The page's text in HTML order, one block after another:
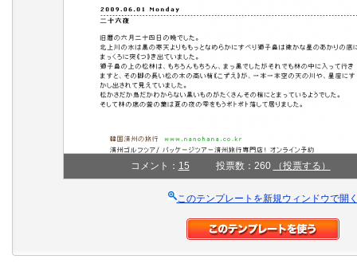
コメント： 15 投票数：260 （投票する）
このテンプレートを新規ウィンドウで開